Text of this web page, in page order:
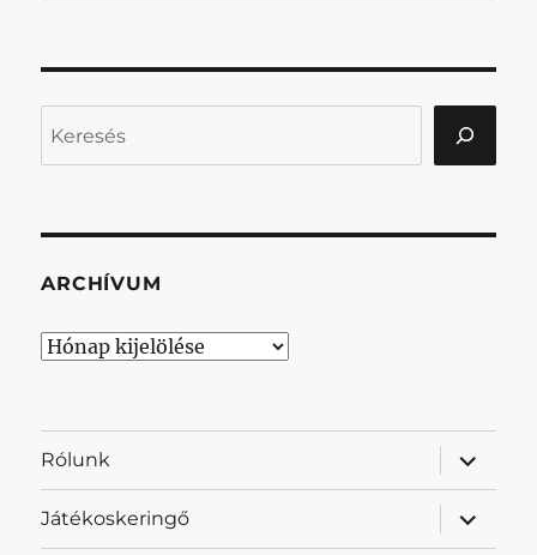
ARCHÍVUM
Archívum
Rólunk
almenü
Játékoskeringő
almenü